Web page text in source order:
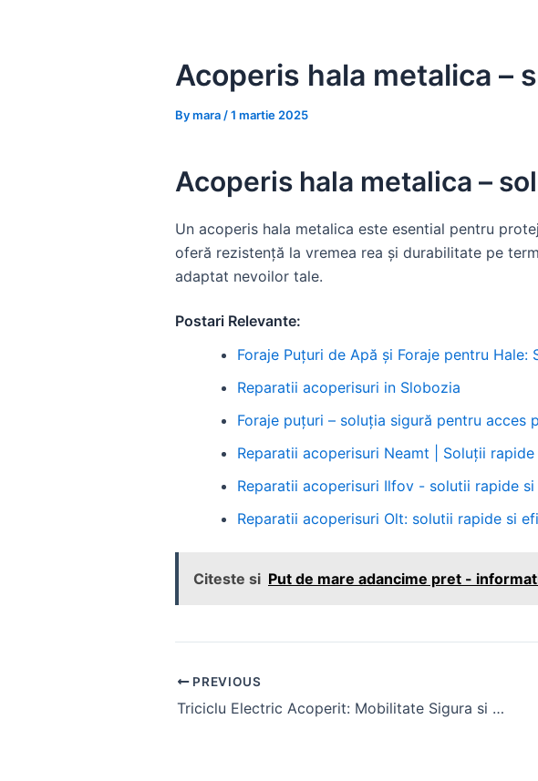
Acoperis hala metalica –
Bymara /1 martie 2025
Acoperis hala metalica –
Un acoperis hala metalica este esential pentru
oferă rezistență la vremea rea și durabilitate pe
adaptat nevoilor tale.
Postari Relevante:
Foraje Puțuri de Apă și Foraje pentru Hale:
Reparatii acoperisuri in Slobozia
Foraje puțuri – soluția sigură pentru acces
Reparatii acoperisuri Neamt | Soluții
Reparatii acoperisuri Ilfov - solutii rapide
Reparatii acoperisuri Olt: solutii rapide si
Citeste si Put de mare adancime pret -
Post
navigation
PREVIOUS
Triciclu Electric Acoperit: Mobilitate Sigura si Practica in Oras